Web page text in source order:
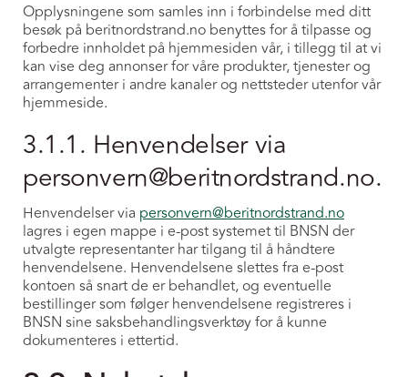
Opplysningene som samles inn i forbindelse med ditt
besøk på beritnordstrand.no benyttes for å tilpasse og
forbedre innholdet på hjemmesiden vår, i tillegg til at vi
kan vise deg annonser for våre produkter, tjenester og
arrangementer i andre kanaler og nettsteder utenfor vår
hjemmeside.
3.1.1. Henvendelser via
personvern@beritnordstrand.no.
Henvendelser via personvern@beritnordstrand.no
lagres i egen mappe i e-post systemet til BNSN der
utvalgte representanter har tilgang til å håndtere
henvendelsene. Henvendelsene slettes fra e-post
kontoen så snart de er behandlet, og eventuelle
bestillinger som følger henvendelsene registreres i
BNSN sine saksbehandlingsverktøy for å kunne
dokumenteres i ettertid.